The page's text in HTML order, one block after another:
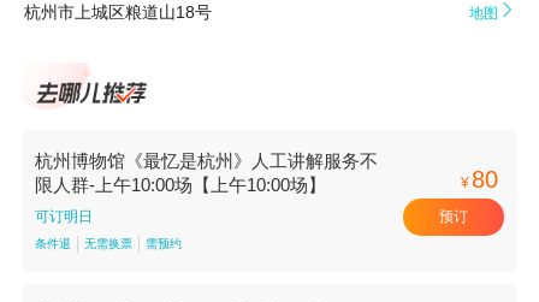
杭州市上城区粮道山18号 地图 
杭州博物馆《最忆是杭州》人工讲解服务不
限人群-上午10:00场【上午10:00场】
可订明日
条件退 无需换票 需预约
¥ 80
预订